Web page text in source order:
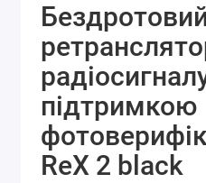
підтримкою
ReX 2 black